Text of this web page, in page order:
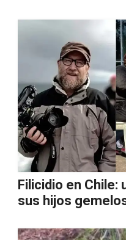
Filicidio en
sus hijos